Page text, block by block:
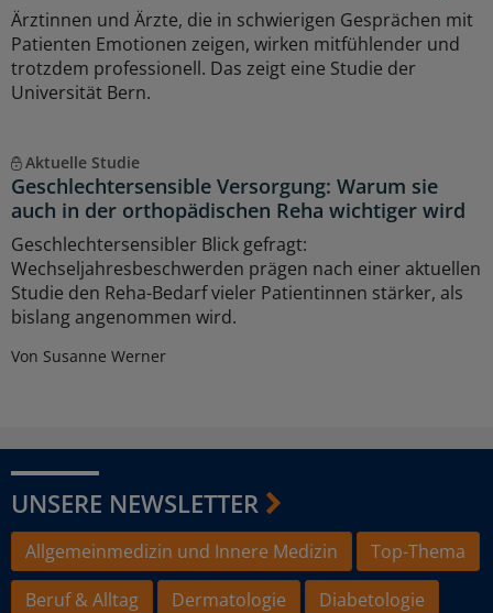
Ärztinnen und Ärzte, die in schwierigen Gesprächen mit
Patienten Emotionen zeigen, wirken mitfühlender und
trotzdem professionell. Das zeigt eine Studie der
Universität Bern.
Aktuelle Studie
Geschlechtersensible Versorgung: Warum sie
auch in der orthopädischen Reha wichtiger wird
Geschlechtersensibler Blick gefragt:
Wechseljahresbeschwerden prägen nach einer aktuellen
Studie den Reha-Bedarf vieler Patientinnen stärker, als
bislang angenommen wird.
Von Susanne Werner
UNSERE NEWSLETTER
Allgemeinmedizin und Innere Medizin
Top-Thema
Beruf & Alltag
Dermatologie
Diabetologie